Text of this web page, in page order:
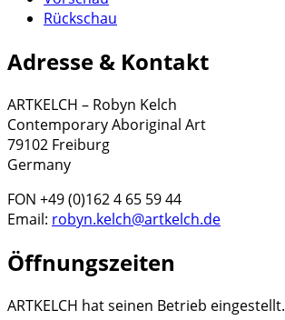
Rückschau
Adresse & Kontakt
ARTKELCH – Robyn Kelch
Contemporary Aboriginal Art
79102 Freiburg
Germany
FON +49 (0)162 4 65 59 44
Email: robyn.kelch@artkelch.de
Öffnungszeiten
ARTKELCH hat seinen Betrieb eingestellt.